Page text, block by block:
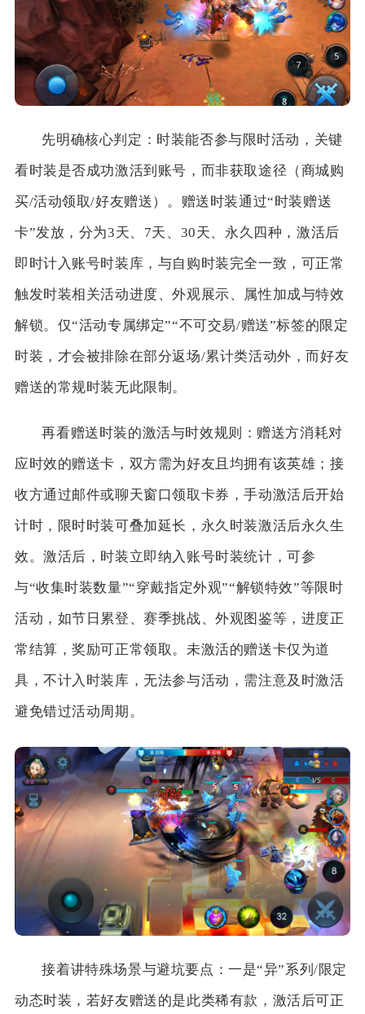
先明确核心判定：时装能否参与限时活动，关键
看时装是否成功激活到账号，而非获取途径（商城购
买/活动领取/好友赠送）。赠送时装通过“时装赠送
卡”发放，分为3天、7天、30天、永久四种，激活后
即时计入账号时装库，与自购时装完全一致，可正常
触发时装相关活动进度、外观展示、属性加成与特效
解锁。仅“活动专属绑定”“不可交易/赠送”标签的限定
时装，才会被排除在部分返场/累计类活动外，而好友
赠送的常规时装无此限制。
再看赠送时装的激活与时效规则：赠送方消耗对
应时效的赠送卡，双方需为好友且均拥有该英雄；接
收方通过邮件或聊天窗口领取卡券，手动激活后开始
计时，限时时装可叠加延长，永久时装激活后永久生
效。激活后，时装立即纳入账号时装统计，可参
与“收集时装数量”“穿戴指定外观”“解锁特效”等限时
活动，如节日累登、赛季挑战、外观图鉴等，进度正
常结算，奖励可正常领取。未激活的赠送卡仅为道
具，不计入时装库，无法参与活动，需注意及时激活
避免错过活动周期。
接着讲特殊场景与避坑要点：一是“异”系列/限定
动态时装，若好友赠送的是此类稀有款，激活后可正